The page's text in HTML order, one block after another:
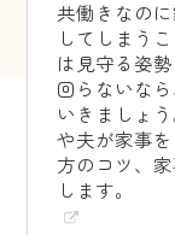
共働きなの
してしまう
は見守る姿
回らないな
いきましょ
や夫が家事
方のコツ、
します。